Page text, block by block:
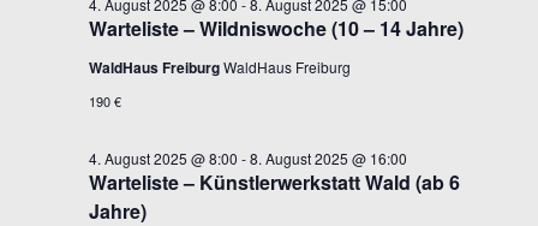
Warteliste – Wildniswoche (10 – 14 Jahre)
4. August 2025 @ 8:00 -8. August 2025 @ 15:00
WaldHaus FreiburgWaldHaus Freiburg
190 €
Warteliste – Künstlerwerkstatt Wald (ab 6
Jahre)
4. August 2025 @ 8:00 -8. August 2025 @ 16:00